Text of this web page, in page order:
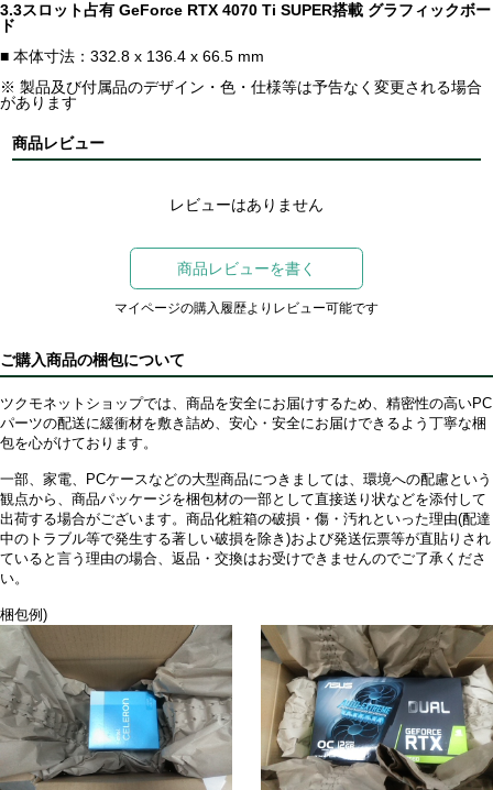
3.3スロット占有 GeForce RTX 4070 Ti SUPER搭載 グラフィックボー
ド
■ 本体寸法：332.8 x 136.4 x 66.5 mm
※ 製品及び付属品のデザイン・色・仕様等は予告なく変更される場合
があります
商品レビュー
レビューはありません
商品レビューを書く
マイページの購入履歴よりレビュー可能です
ご購入商品の梱包について
ツクモネットショップでは、商品を安全にお届けするため、精密性の高いPC
パーツの配送に緩衝材を敷き詰め、安心・安全にお届けできるよう丁寧な梱
包を心がけております。
一部、家電、PCケースなどの大型商品につきましては、環境への配慮という
観点から、商品パッケージを梱包材の一部として直接送り状などを添付して
出荷する場合がございます。商品化粧箱の破損・傷・汚れといった理由(配達
中のトラブル等で発生する著しい破損を除き)および発送伝票等が直貼りされ
ていると言う理由の場合、返品・交換はお受けできませんのでご了承くださ
い。
梱包例)